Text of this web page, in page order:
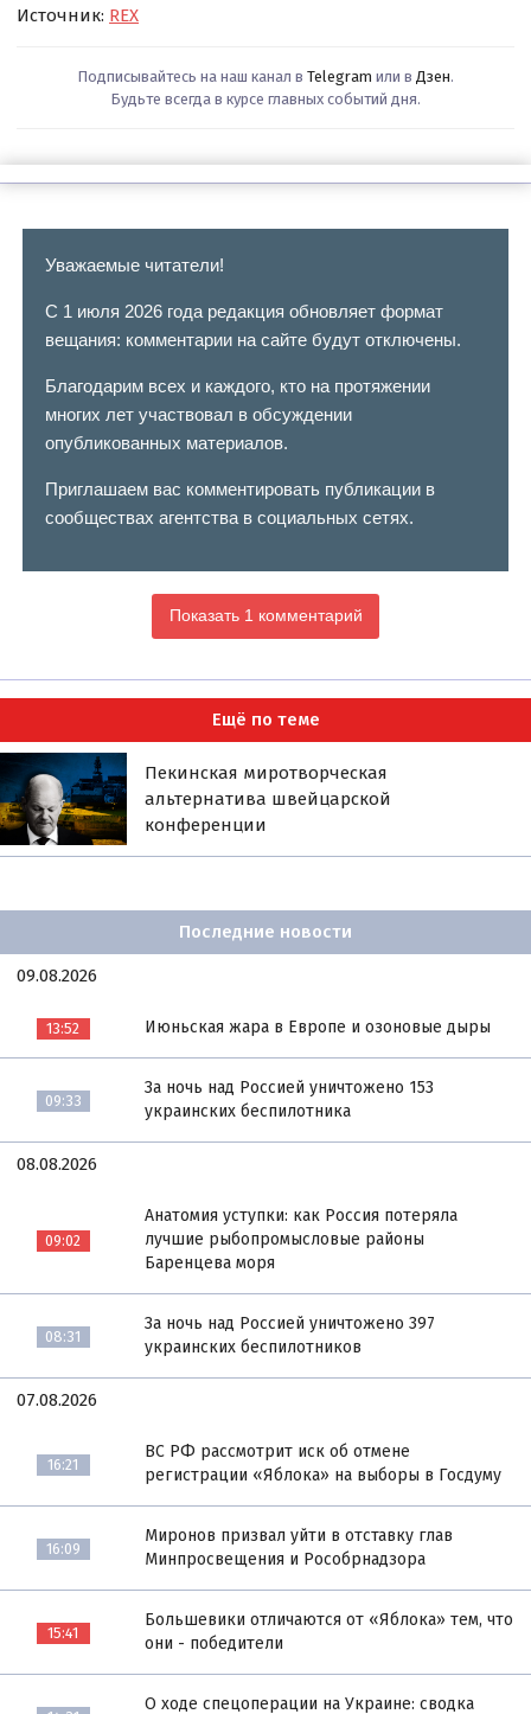
Источник: REX
Подписывайтесь на наш канал в Telegram или в Дзен.
Будьте всегда в курсе главных событий дня.
Уважаемые читатели!
С 1 июля 2026 года редакция обновляет формат
вещания: комментарии на сайте будут отключены.
Благодарим всех и каждого, кто на протяжении
многих лет участвовал в обсуждении
опубликованных материалов.
Приглашаем вас комментировать публикации в
сообществах агентства в социальных сетях.
Показать 1 комментарий
Ещё по теме
Пекинская миротворческая
альтернатива швейцарской
конференции
Последние новости
09.08.2026
13:52 Июньская жара в Европе и озоновые дыры
09:33
За ночь над Россией уничтожено 153
украинских беспилотника
08.08.2026
09:02
Анатомия уступки: как Россия потеряла
лучшие рыбопромысловые районы
Баренцева моря
08:31
За ночь над Россией уничтожено 397
украинских беспилотников
07.08.2026
16:21
ВС РФ рассмотрит иск об отмене
регистрации «Яблока» на выборы в Госдуму
16:09
Миронов призвал уйти в отставку глав
Минпросвещения и Рособрнадзора
15:41
Большевики отличаются от «Яблока» тем, что
они - победители
О ходе спецоперации на Украине: сводка